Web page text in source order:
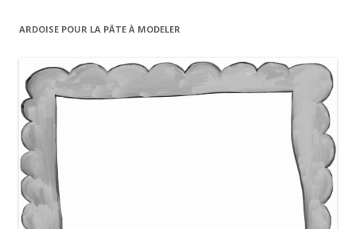
h
h
e
r
ARDOISE POUR LA PÂTE À MODELER